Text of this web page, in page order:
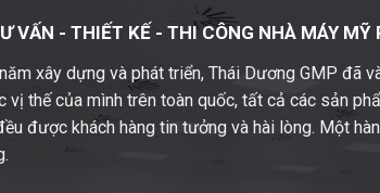
VẤN - THIẾT KẾ - THI CÔNG NHÀ MÁY MỸ
xây dựng và phát triển, Thái Dương GMP đã
vị thế của mình trên toàn quốc, tất cả các sản
được khách hàng tin tưởng và hài lòng. Một